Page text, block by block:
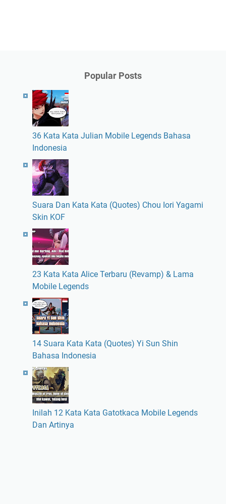
Popular Posts
36 Kata Kata Julian Mobile Legends Bahasa
Indonesia
Suara Dan Kata Kata (Quotes) Chou Iori Yagami
Skin KOF
23 Kata Kata Alice Terbaru (Revamp) & Lama
Mobile Legends
14 Suara Kata Kata (Quotes) Yi Sun Shin
Bahasa Indonesia
Inilah 12 Kata Kata Gatotkaca Mobile Legends
Dan Artinya